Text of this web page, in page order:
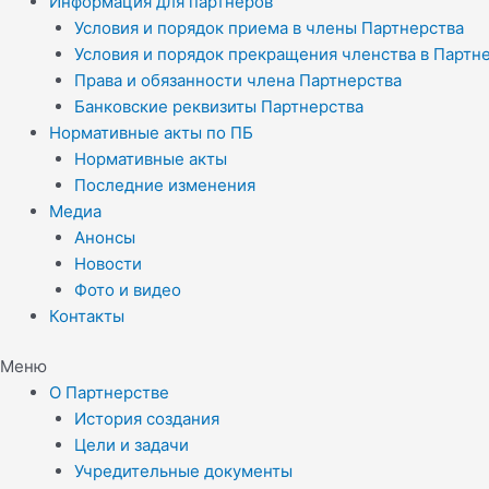
Условия и порядок приема в члены Партнерства
Условия и порядок прекращения членства в
Права и обязанности члена Партнерства
Банковские реквизиты Партнерства
Нормативные акты по ПБ
Нормативные акты
Последние изменения
Медиа
Анонсы
Новости
Фото и видео
Контакты
Меню
О Партнерстве
История создания
Цели и задачи
Учредительные документы